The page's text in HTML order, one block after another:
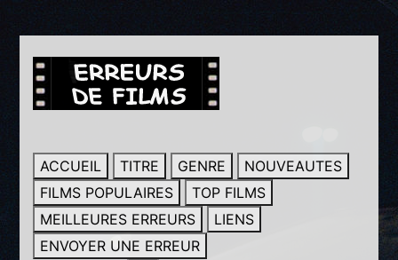
ACCUEIL TITRE GENRE
NOUVEAUTES
FILMS POPULAIRES
TOP FILMS
MEILLEURES ERREURS
LIENS
ENVOYER UNE ERREUR